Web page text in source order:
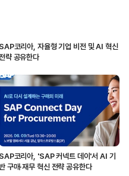
SAP코리아, 자율형 기업 비전 및 AI 혁신
략 공유한다
SAP코리아, 'SAP 커넥트 데이'서 AI 기
구매·재무 혁신 전략 공유한다